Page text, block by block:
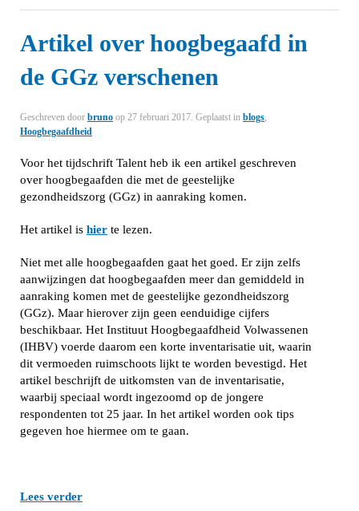
Artikel over hoogbegaafd in
de GGz verschenen
Geschreven door bruno op 27 februari 2017. Geplaatst in blogs,
Hoogbegaafdheid
Voor het tijdschrift Talent heb ik een artikel geschreven
over hoogbegaafden die met de geestelijke
gezondheidszorg (GGz) in aanraking komen.
Het artikel is hier te lezen.
Niet met alle hoogbegaafden gaat het goed. Er zijn zelfs
aanwijzingen dat hoogbegaafden meer dan gemiddeld in
aanraking komen met de geestelijke gezondheidszorg
(GGz). Maar hierover zijn geen eenduidige cijfers
beschikbaar. Het Instituut Hoogbegaafdheid Volwassenen
(IHBV) voerde daarom een korte inventarisatie uit, waarin
dit vermoeden ruimschoots lijkt te worden bevestigd. Het
artikel beschrijft de uitkomsten van de inventarisatie,
waarbij speciaal wordt ingezoomd op de jongere
respondenten tot 25 jaar. In het artikel worden ook tips
gegeven hoe hiermee om te gaan.
Lees verder